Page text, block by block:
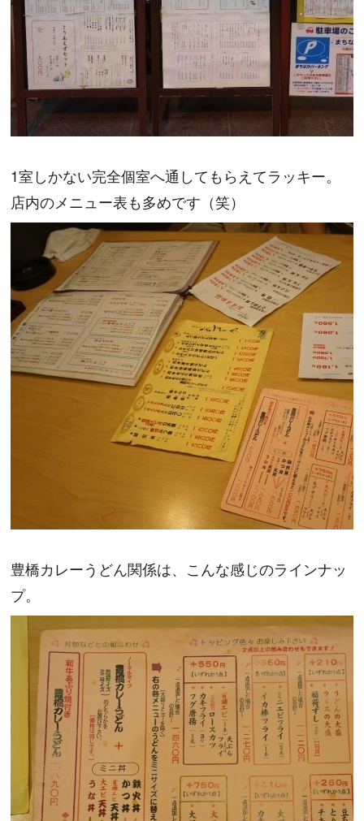
1室しかない完全個室へ通してもらえてラッキー。
店内のメニュー表も多めです（笑）
豊橋カレーうどん関係は、こんな感じのラインナッ
プ。